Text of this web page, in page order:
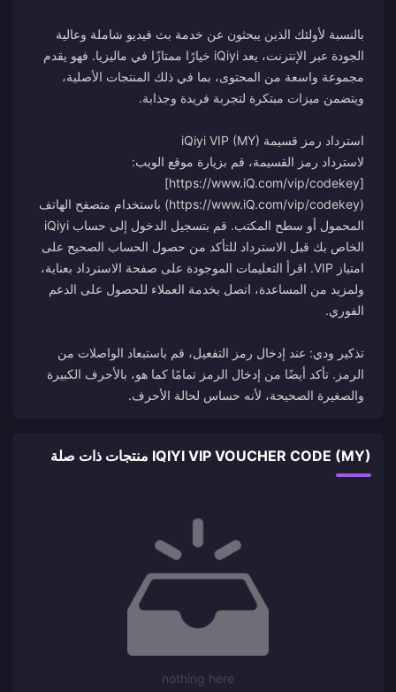
بالنسبة لأولئك الذين يبحثون عن خدمة بث فيديو شاملة وعالية
الجودة عبر الإنترنت، يعد iQiyi خيارًا ممتازًا في ماليزيا. فهو يقدم
مجموعة واسعة من المحتوى، بما في ذلك المنتجات الأصلية،
لاسترداد رمز القسيمة، قم بزيارة موقع الويب:
[https://www.iQ.com/vip/codekey]
(https://www.iQ.com/vip/codekey) باستخدام متصفح الهاتف
المحمول أو سطح المكتب. قم بتسجيل الدخول إلى حساب iQiyi
الخاص بك قبل الاسترداد للتأكد من حصول الحساب الصحيح على
امتياز VIP. اقرأ التعليمات الموجودة على صفحة الاسترداد بعناية،
ولمزيد من المساعدة، اتصل بخدمة العملاء للحصول على الدعم
تذكير ودي: عند إدخال رمز التفعيل، قم باستبعاد الواصلات من
الرمز. تأكد أيضًا من إدخال الرمز تمامًا كما هو، بالأحرف الكبيرة
والصغيرة الصحيحة، لأنه حساس لحالة الأحرف.
IQIYI VIP VOUCHER CODE (MY) منتجات ذات صلة
nothing here